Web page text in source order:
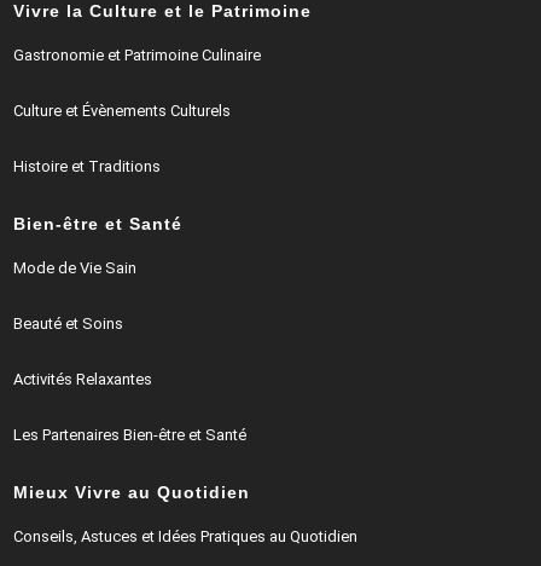
Vivre la Culture et le Patrimoine
Gastronomie et Patrimoine Culinaire
Culture et Évènements Culturels
Histoire et Traditions
Bien-être et Santé
Mode de Vie Sain
Beauté et Soins
Activités Relaxantes
Les Partenaires Bien-être et Santé
Mieux Vivre au Quotidien
Conseils, Astuces et Idées Pratiques au Quotidien